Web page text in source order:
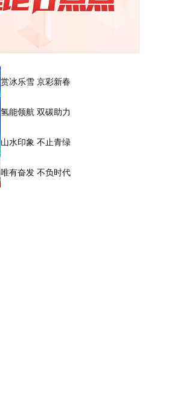
赏冰乐雪 京彩新春
氢能领航 双碳助力
山水印象 不止青绿
唯有奋发 不负时代